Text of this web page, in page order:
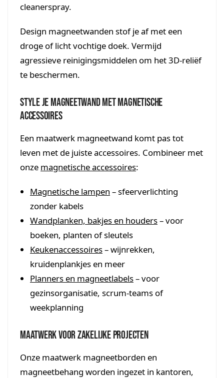
cleanerspray.
Design magneetwanden stof je af met een
droge of licht vochtige doek. Vermijd
agressieve reinigingsmiddelen om het 3D-reliëf
te beschermen.
Style je magneetwand met magnetische
accessoires
Een maatwerk magneetwand komt pas tot
leven met de juiste accessoires. Combineer met
onze magnetische accessoires:
Magnetische lampen – sfeerverlichting
zonder kabels
Wandplanken, bakjes en houders– voor
boeken, planten of sleutels
Keukenaccessoires– wijnrekken,
kruidenplankjes en meer
Planners en magneetlabels– voor
gezinsorganisatie, scrum-teams of
weekplanning
Maatwerk voor zakelijke projecten
Onze maatwerk magneetborden en
magneetbehang worden ingezet in kantoren,